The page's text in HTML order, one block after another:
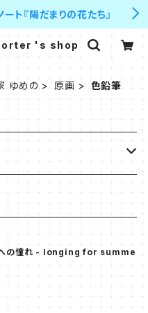
ト『陽だまりの花たち』
's shop
ゆめの 原画 色鉛筆
夏への憧れ - longing for summe